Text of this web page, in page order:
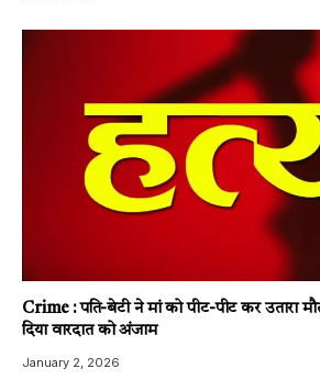
Crime : पति-बेटी ने मां को पीट-पीट कर उतारा
दिया वारदात को अंजाम
January 2, 2026